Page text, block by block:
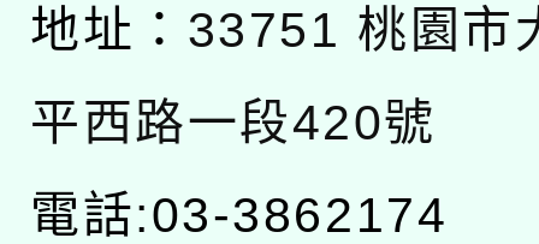
地址： 33751 桃園市
平西路一段420號
電話:03-3862174